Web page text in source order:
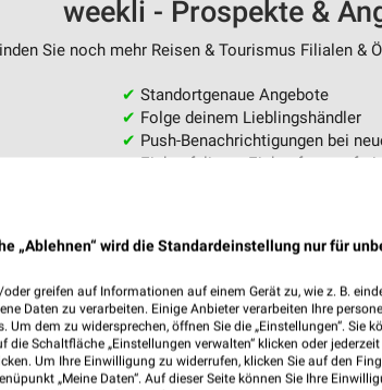
weekli - Prospekte &
Sie noch mehr Reisen & Tourismus Filialen &
✔ Standortgenaue Angebote
✔ Folge deinem Lieblingshändler
✔ Push-Benachrichtigungen bei
✔Einkaufsliste - Einkauf stressfrei
„Ablehnen“ wird die Standardeinstellung nur für
greifen auf Informationen auf einem Gerät zu, wie z. B.
Daten zu verarbeiten. Einige Anbieter verarbeiten Ihre
dem zu widersprechen, öffnen Sie die „Einstellungen“. Sie
die Schaltfläche „Einstellungen verwalten“ klicken oder
Um Ihre Einwilligung zu widerrufen, klicken Sie auf den
„Meine Daten“. Auf dieser Seite können Sie Ihre